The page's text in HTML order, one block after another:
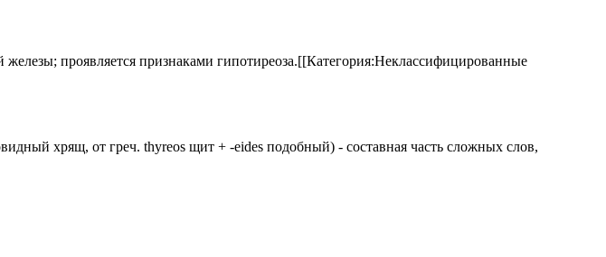
проявляется признаками гипотиреоза.[[Категория:Неклассифицированные
хрящ, от греч. thyreos щит + -eides подобный) - составная часть сложных слов,